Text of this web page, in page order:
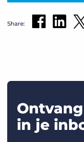
Share:
in je